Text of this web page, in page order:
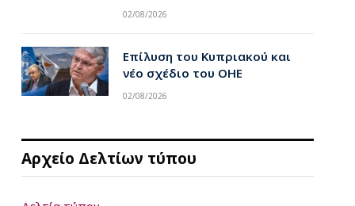
02/08/2026
Επίλυση του Κυπριακού και
νέο σχέδιο του ΟΗΕ
02/08/2026
Αρχείο Δελτίων τύπου